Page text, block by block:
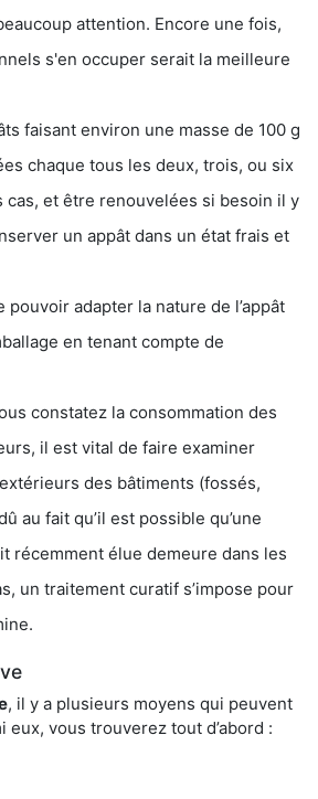
attention. Encore une fois,
s'en occuper serait la meilleure
faisant environ une masse de 100 g
chaque tous les deux, trois, ou six
cas, et être renouvelées si besoin il y
un appât dans un état frais et
adapter la nature de l’appât
en tenant compte de
constatez la consommation des
il est vital de faire examiner
des bâtiments (fossés,
au fait qu’il est possible qu’une
récemment élue demeure dans les
un traitement curatif s’impose pour
, il y a plusieurs moyens qui peuvent
eux, vous trouverez tout d’abord :